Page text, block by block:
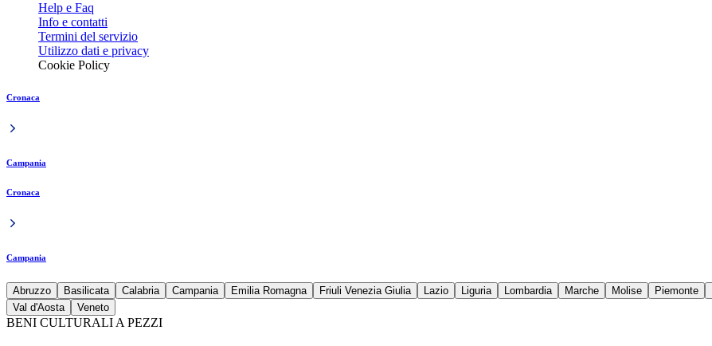
Help e Faq
Info e contatti
Termini del servizio
Utilizzo dati e privacy
Cookie Policy
Cronaca
Campania
Cronaca
Campania
Abruzzo Basilicata Calabria Campania Emilia Romagna Friuli Venezia Giulia Lazio Liguria Lombardia Marche Molise Piemonte
Val d'Aosta
Veneto
BENI CULTURALI A PEZZI